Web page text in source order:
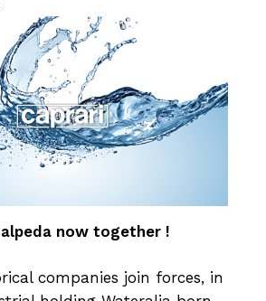
now together !
companies join forces, in